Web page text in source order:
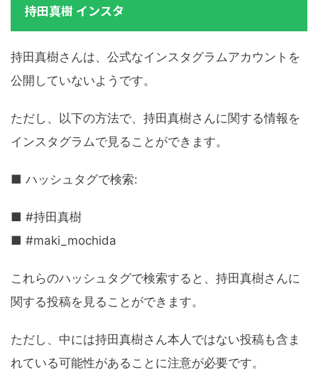
持田真樹 インスタ
持田真樹さんは、公式なインスタグラムアカウントを
公開していないようです。
ただし、以下の方法で、持田真樹さんに関する情報を
インスタグラムで見ることができます。
■ ハッシュタグで検索:
■ #持田真樹
■ #maki_mochida
これらのハッシュタグで検索すると、持田真樹さんに
関する投稿を見ることができます。
ただし、中には持田真樹さん本人ではない投稿も含ま
れている可能性があることに注意が必要です。